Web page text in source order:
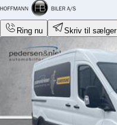
Ring nu Skriv til sælger